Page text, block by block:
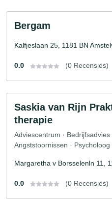
Bergam
Kalfjeslaan 25, 1181 BN
0.0 (0 Recensies)
Saskia van Rijn
therapie
Adviescentrum · Bedrijfsadvies
Angststoornissen ·
Margaretha v Borsselenln 11,
0.0 (0 Recensies)